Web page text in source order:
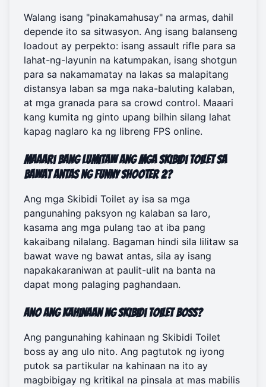
Walang isang "pinakamahusay" na armas, dahil
depende ito sa sitwasyon. Ang isang balanseng
loadout ay perpekto: isang assault rifle para sa
lahat-ng-layunin na katumpakan, isang shotgun
para sa nakamamatay na lakas sa malapitang
distansya laban sa mga naka-baluting kalaban,
at mga granada para sa crowd control. Maaari
kang kumita ng ginto upang bilhin silang lahat
kapag naglaro ka ng libreng FPS online.
Maaari bang lumitaw ang mga Skibidi Toilet sa
bawat antas ng Funny Shooter 2?
Ang mga Skibidi Toilet ay isa sa mga
pangunahing paksyon ng kalaban sa laro,
kasama ang mga pulang tao at iba pang
kakaibang nilalang. Bagaman hindi sila lilitaw sa
bawat wave ng bawat antas, sila ay isang
napakakaraniwan at paulit-ulit na banta na
dapat mong palaging paghandaan.
Ano ang kahinaan ng Skibidi Toilet boss?
Ang pangunahing kahinaan ng Skibidi Toilet
boss ay ang ulo nito. Ang pagtutok ng iyong
putok sa partikular na kahinaan na ito ay
magbibigay ng kritikal na pinsala at mas mabilis